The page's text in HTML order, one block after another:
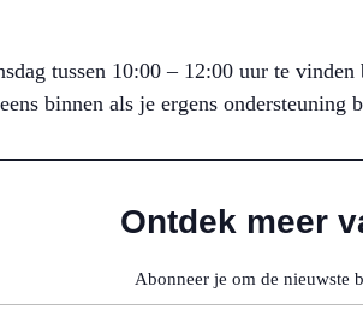
tussen 10:00 – 12:00 uur te
binnen als je ergens ondersteuning
Ontdek meer
Abonneer je om de nieuwste